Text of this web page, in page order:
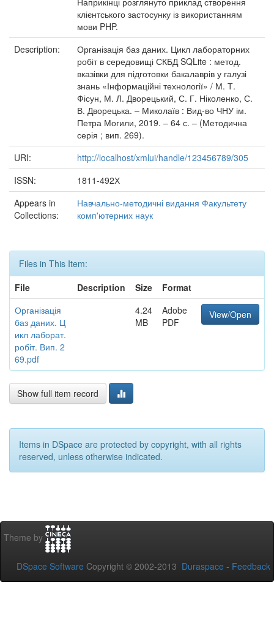
клієнтського застосунку із використанням
мови PHP.
Description:
Організація баз даних. Цикл лабораторних
робіт в середовищі СКБД SQLite : метод.
вказівки для підготовки бакалаврів у галузі
знань «Інформаційні технології» / М. Т.
Фісун, М. Л. Дворецький, С. Г. Ніколенко, С.
В. Дворецька. – Миколаїв : Вид-во ЧНУ ім.
Петра Могили, 2019. – 64 с. – (Методична
серія ; вип. 269).
URI:
http://localhost/xmlui/handle/123456789/305
ISSN:
1811-492Х
Appears in
Collections:
Навчально-методичні видання Факультету
комп'ютерних наук
Files in This Item:
File
Description Size
Format
Організація
баз даних. Ц
икл лаборат.
робіт. Вип. 2
69.pdf
4.24
MB
Adobe
PDF
View/Open
Show full item record
Items in DSpace are protected by copyright, with all rights
reserved, unless otherwise indicated.
Theme by
DSpace Software Copyright © 2002-2013 Duraspace - Feedback